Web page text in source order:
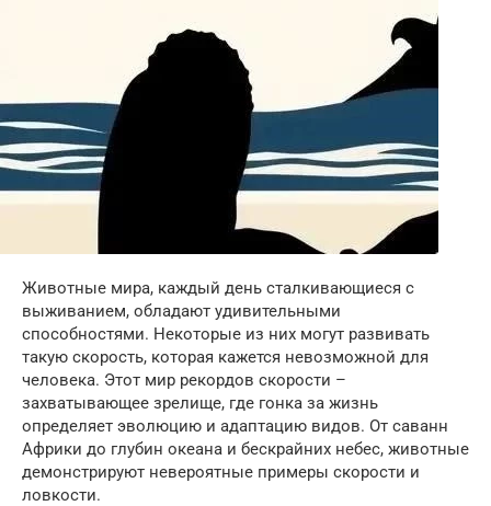
Животные мира, каждый день сталкивающиеся с
выживанием, обладают удивительными
способностями. Некоторые из них могут развивать
такую скорость, которая кажется невозможной для
человека. Этот мир рекордов скорости –
захватывающее зрелище, где гонка за жизнь
определяет эволюцию и адаптацию видов. От саванн
Африки до глубин океана и бескрайних небес, животные
демонстрируют невероятные примеры скорости и
ловкости.